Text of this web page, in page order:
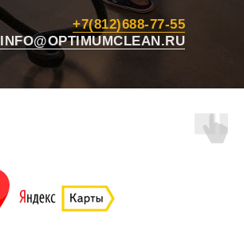
+7(812)688-77-55
INFO@OPTIMUMCLEAN.RU